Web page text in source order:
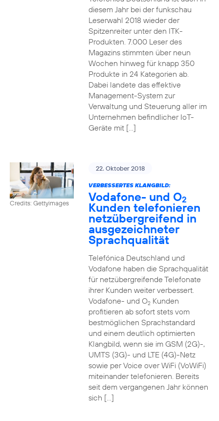
diesem Jahr bei der funkschau
Leserwahl 2018 wieder der
Spitzenreiter unter den ITK-
Produkten. 7.000 Leser des
Magazins stimmten über neun
Wochen hinweg für knapp 350
Produkte in 24 Kategorien ab.
Dabei landete das effektive
Management-System zur
Verwaltung und Steuerung aller im
Unternehmen befindlicher IoT-
Geräte mit […]
Credits: Gettyimages
22. Oktober 2018
VERBESSERTES KLANGBILD:
Vodafone- und O2
Kunden telefonieren
netzübergreifend in
ausgezeichneter
Sprachqualität
Telefónica Deutschland und
Vodafone haben die Sprachqualität
für netzübergreifende Telefonate
ihrer Kunden weiter verbessert.
Vodafone- und O2Kunden
profitieren ab sofort stets vom
bestmöglichen Sprachstandard
und einem deutlich optimierten
Klangbild, wenn sie im GSM (2G)-,
UMTS (3G)- und LTE (4G)-Netz
sowie per Voice over WiFi (VoWiFi)
miteinander telefonieren. Bereits
seit dem vergangenen Jahr können
sich […]